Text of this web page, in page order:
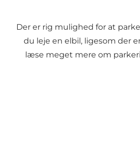
Der er rig mulighed for at
du leje en elbil, ligesom der
læse meget mere om